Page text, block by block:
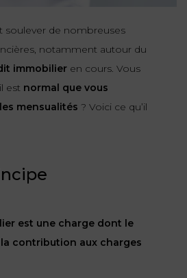
soulever de nombreuses
notamment autour du
immobilier en cours. Vous
est normal que vous
mensualités ? Voici ce qu’il
est une charge dont le
contribution aux charges